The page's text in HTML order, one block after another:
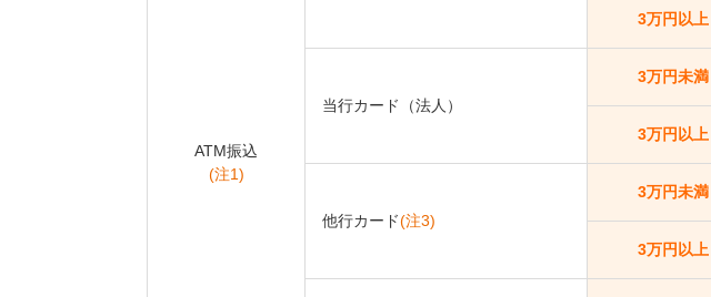
ATM振込
(注1)
3万円以上
当行カード（法人）
3万円未満
3万円以上
他行カード(注3)
3万円未満
3万円以上